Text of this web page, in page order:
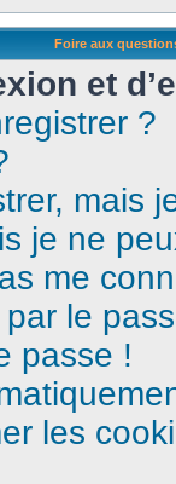
Foire aux
et
?
mais
je ne
me
le
passe !
les